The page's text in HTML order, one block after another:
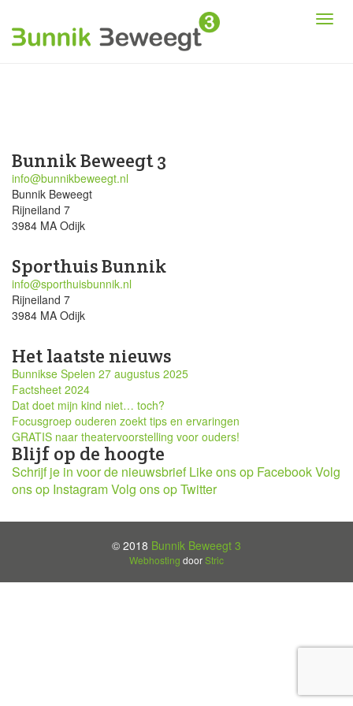
Bunnik Beweegt 3
info@bunnikbeweegt.nl
Bunnik Beweegt
Rijneiland 7
3984 MA Odijk
Sporthuis Bunnik
info@sporthuisbunnik.nl
Rijneiland 7
3984 MA Odijk
Het laatste nieuws
Bunnikse Spelen 27 augustus 2025
Factsheet 2024
Dat doet mijn kind niet… toch?
Focusgroep ouderen zoekt tips en ervaringen
GRATIS naar theatervoorstelling voor ouders!
Blijf op de hoogte
Schrijf je in voor de nieuwsbrief Like ons op FacebookVolg
ons op InstagramVolg ons op Twitter
© 2018 Bunnik Beweegt 3
Webhosting doorStric